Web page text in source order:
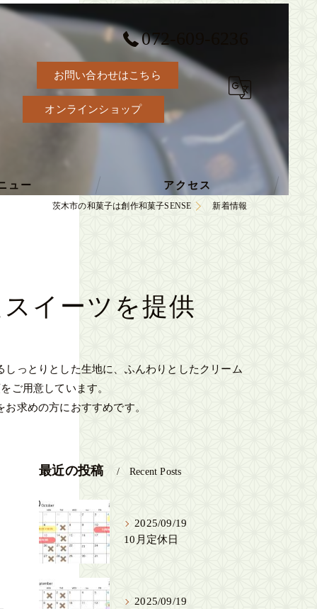
072-609-6236
お問い合わせはこちら
オンラインショップ
ュー アクセス
茨木市の和菓子は創作和菓子SENSE 新着情報
イーツを提供
っとりとした生地に、ふんわりとしたクリーム
ご用意しています。
求めの方におすすめです。
最近の投稿 Recent Posts
2025/09/19
10月定休日
2025/09/19